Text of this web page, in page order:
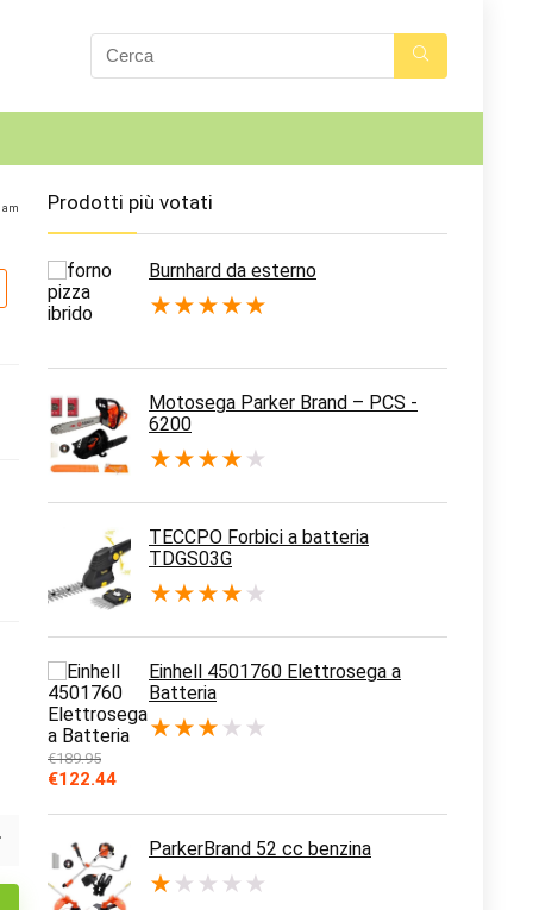
am Prodotti più votati
Burnhard da esterno
★★★★★
Motosega Parker Brand – PCS -
6200
★★★★ ★
TECCPO Forbici a batteria
TDGS03G
★★★★ ★
Einhell 4501760 Elettrosega a
Batteria
★★★ ★ ★
€189.95
Il
originale
era:
€189.95.
€122.44Il
attuale
€122.44.
ParkerBrand 52 cc benzina
★ ★ ★ ★ ★